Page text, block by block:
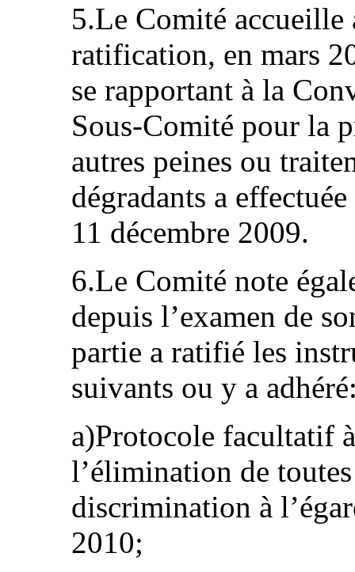
5.Le Comité accueille
ratification, en mars
se rapportant à la
Sous-Comité pour la
autres peines ou
dégradants a
11 décembre 2009.
6.Le Comité note
depuis l’examen de
partie a ratifié les
suivants ou y a
a)Protocole facultatif
l’élimination de
discrimination à
2010;